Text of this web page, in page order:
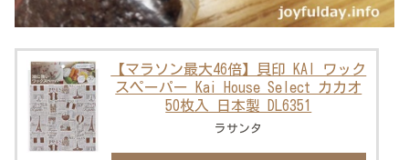
【マラソン最大46倍】貝印 KAI ワック
スペーパー Kai House Select カカオ
50枚入 日本製 DL6351
ラサンタ